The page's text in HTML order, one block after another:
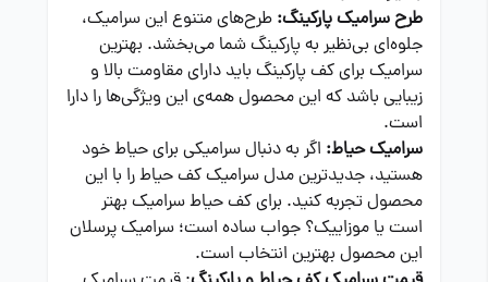
طرح سرامیک پارکینگ: طرح‌های متنوع این سرامیک،
جلوه‌ای بی‌نظیر به پارکینگ شما می‌بخشد. بهترین
سرامیک برای کف پارکینگ باید دارای مقاومت بالا و
زیبایی باشد که این محصول همه‌ی این ویژگی‌ها را دارا
است.
سرامیک حیاط: اگر به دنبال سرامیکی برای حیاط خود
هستید، جدیدترین مدل سرامیک کف حیاط را با این
محصول تجربه کنید. برای کف حیاط سرامیک بهتر
است یا موزاییک؟ جواب ساده است؛ سرامیک پرسلان
این محصول بهترین انتخاب است.